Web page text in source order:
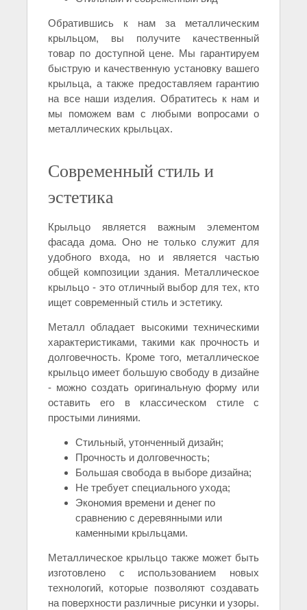
Обратившись к нам за металлическим
крыльцом, вы получите качественный
товар по доступной цене. Мы гарантируем
быструю и качественную установку вашего
крыльца, а также предоставляем гарантию
на все наши изделия. Обратитесь к нам и
мы поможем вам с любыми вопросами о
металлических крыльцах.
Современный стиль и
эстетика
Крыльцо является важным элементом
фасада дома. Оно не только служит для
удобного входа, но и является частью
общей композиции здания. Металлическое
крыльцо - это отличный выбор для тех, кто
ищет современный стиль и эстетику.
Металл обладает высокими техническими
характеристиками, такими как прочность и
долговечность. Кроме того, металлическое
крыльцо имеет большую свободу в дизайне
- можно создать оригинальную форму или
оставить его в классическом стиле с
простыми линиями.
Стильный, утонченный дизайн;
Прочность и долговечность;
Большая свобода в выборе дизайна;
Не требует специального ухода;
Экономия времени и денег по
сравнению с деревянными или
каменными крыльцами.
Металлическое крыльцо также может быть
изготовлено с использованием новых
технологий, которые позволяют создавать
на поверхности различные рисунки и узоры.